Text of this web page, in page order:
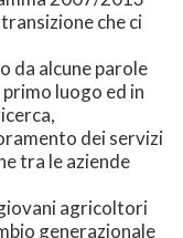
che ci
da alcune parole
luogo ed in
dei servizi
tra le aziende
agricoltori
generazionale